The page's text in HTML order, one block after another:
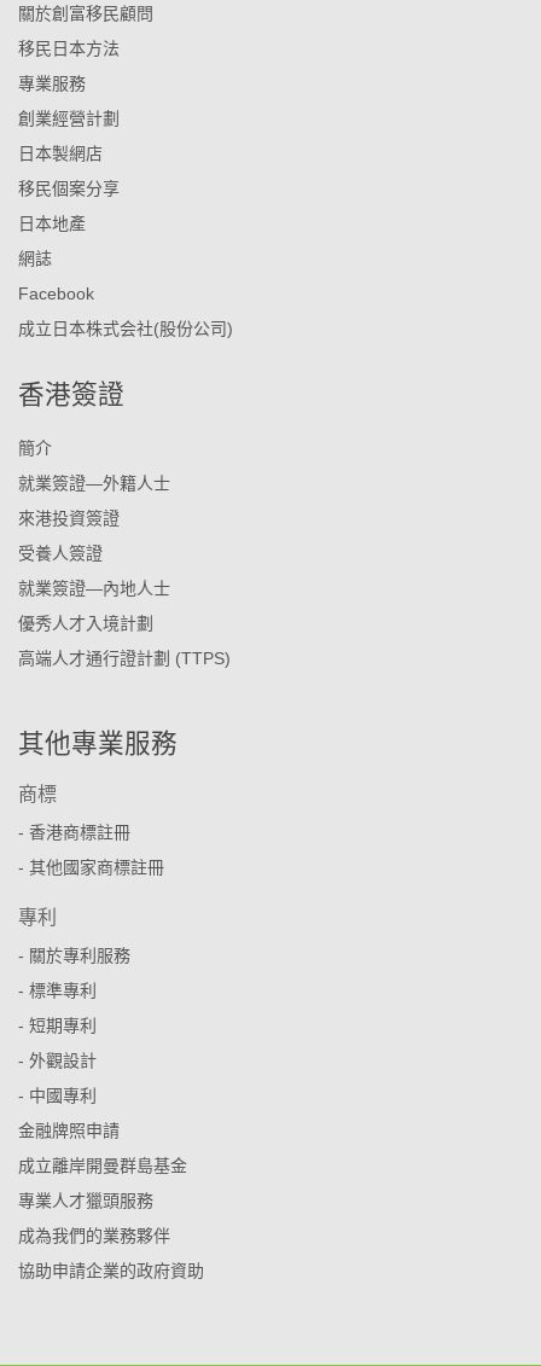
關於創富移民顧問
移民日本方法
專業服務
創業經營計劃
日本製網店
移民個案分享
日本地產
網誌
Facebook
成立日本株式会社(股份公司)
香港簽證
簡介
就業簽證—外籍人士
來港投資簽證
受養人簽證
就業簽證—內地人士
優秀人才入境計劃
高端人才通行證計劃 (TTPS)
其他專業服務
商標
- 香港商標註冊
- 其他國家商標註冊
專利
- 關於專利服務
- 標準專利
- 短期專利
- 外觀設計
- 中國專利
金融牌照申請
成立離岸開曼群島基金
專業人才獵頭服務
成為我們的業務夥伴
協助申請企業的政府資助